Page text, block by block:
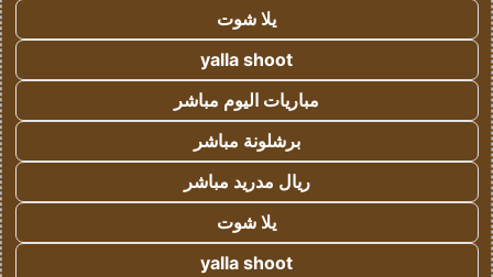
يلا شوت
yalla shoot
مباريات اليوم مباشر
برشلونة مباشر
ريال مدريد مباشر
يلا شوت
yalla shoot